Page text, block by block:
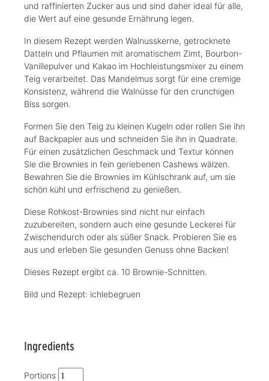
und raffinierten Zucker aus und sind daher ideal für alle,
die Wert auf eine gesunde Ernährung legen.
In diesem Rezept werden Walnusskerne, getrocknete
Datteln und Pflaumen mit aromatischem Zimt, Bourbon-
Vanillepulver und Kakao im Hochleistungsmixer zu einem
Teig verarbeitet. Das Mandelmus sorgt für eine cremige
Konsistenz, während die Walnüsse für den crunchigen
Biss sorgen.
Formen Sie den Teig zu kleinen Kugeln oder rollen Sie ihn
auf Backpapier aus und schneiden Sie ihn in Quadrate.
Für einen zusätzlichen Geschmack und Textur können
Sie die Brownies in fein geriebenen Cashews wälzen.
Bewahren Sie die Brownies im Kühlschrank auf, um sie
schön kühl und erfrischend zu genießen.
Diese Rohkost-Brownies sind nicht nur einfach
zuzubereiten, sondern auch eine gesunde Leckerei für
Zwischendurch oder als süßer Snack. Probieren Sie es
aus und erleben Sie gesunden Genuss ohne Backen!
Dieses Rezept ergibt ca. 10 Brownie-Schnitten.
Bild und Rezept: ichlebegruen
Ingredients
Portions